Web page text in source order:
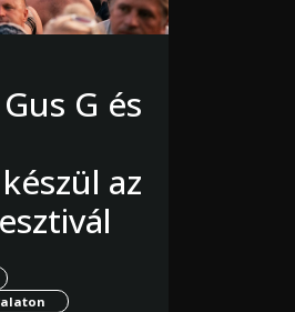
G és
az